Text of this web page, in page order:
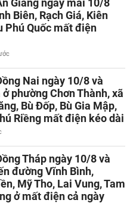
Giang ngày mai 10/8
Biên, Rạch Giá, Kiên
Phú Quốc mất điện
Nai ngày 10/8 và
phường Chơn Thành, xã
Bù Đốp, Bù Gia Mập,
Riềng mất điện kéo dài
Tháp ngày 10/8 và
đường Vĩnh Bình,
Mỹ Tho, Lai Vung, Tam
ở mất điện cả ngày